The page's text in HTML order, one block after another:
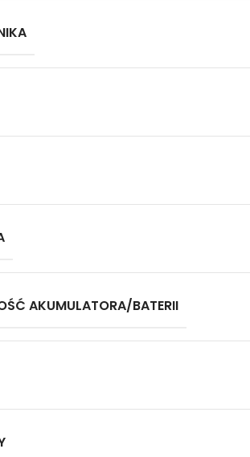
AKUMULATORA/BATERII